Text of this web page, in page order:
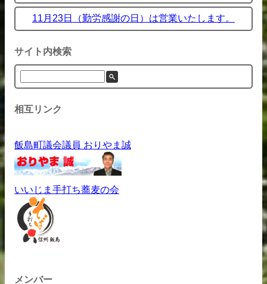
11月23日（勤労感謝の日）は営業いたします。
サイト内検索
相互リンク
飯島町議会議員 おりやま誠
いいじま手打ち蕎麦の会
メンバー